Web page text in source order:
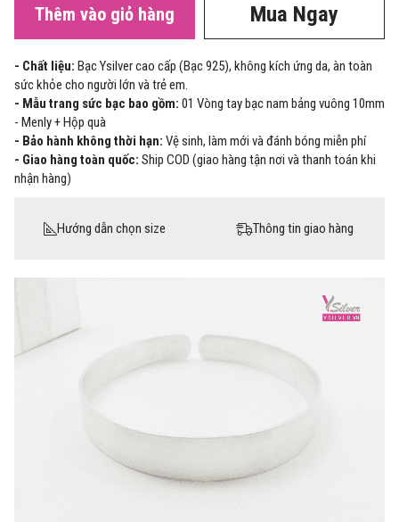
Thêm vào giỏ hàng Mua Ngay
- Chất liệu: Bạc Ysilver cao cấp (Bạc 925), không kích ứng da, àn toàn
sức khỏe cho người lớn và trẻ em.
- Mẫu trang sức bạc bao gồm: 01 Vòng tay bạc nam bảng vuông 10mm
- Menly + Hộp quà
- Bảo hành không thời hạn: Vệ sinh, làm mới và đánh bóng miễn phí
- Giao hàng toàn quốc: Ship COD (giao hàng tận nơi và thanh toán khi
nhận hàng)
Hướng dẫn chọn size Thông tin giao hàng